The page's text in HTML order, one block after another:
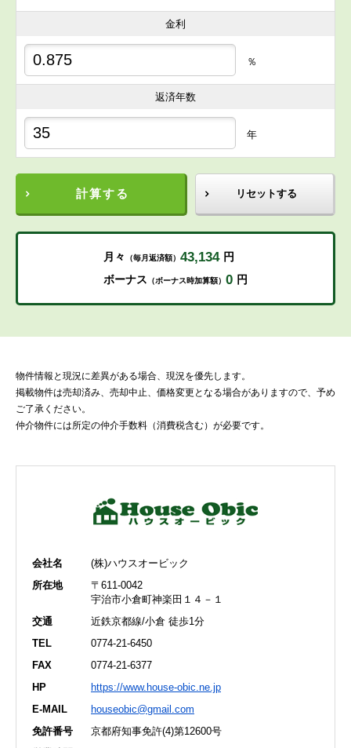
金利
％
返済年数
年
計算する リセットする
月々 （毎月返済額） 43,134 円
ボーナス （ボーナス時加算額） 0 円
物件情報と現況に差異がある場合、現況を優先します。
掲載物件は売却済み、売却中止、価格変更となる場合がありますので、予め
ご了承ください。
仲介物件には所定の仲介手数料（消費税含む）が必要です。
会社名
(株)ハウスオービック
所在地
〒611-0042
宇治市小倉町神楽田１４－１
交通
近鉄京都線/小倉 徒歩1分
TEL
0774-21-6450
FAX
0774-21-6377
HP
https://www.house-obic.ne.jp
E-MAIL
houseobic@gmail.com
免許番号
京都府知事免許(4)第12600号